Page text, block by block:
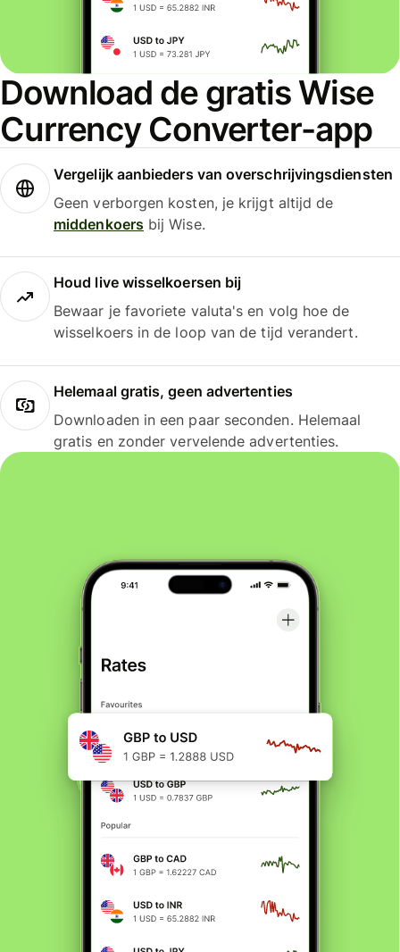
Download de gratis Wise
Currency Converter-app
Vergelijk aanbieders van overschrijvingsdiensten
Geen verborgen kosten, je krijgt altijd de
middenkoersbij Wise.
Houd live wisselkoersen bij
Bewaar je favoriete valuta's en volg hoe de
wisselkoers in de loop van de tijd verandert.
Helemaal gratis, geen advertenties
Downloaden in een paar seconden. Helemaal
gratis en zonder vervelende advertenties.